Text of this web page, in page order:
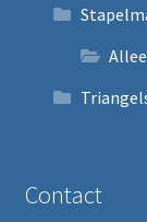
Contact